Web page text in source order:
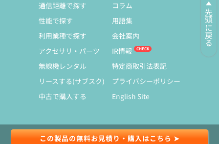
この製品の無料お見積り・購入はこちら ➤
先頭に戻る
通信距離で探す
性能で探す
利用業種で探す
アクセサリ・パーツ
無線機レンタル
リースする(サブスク)
中古で購入する
コラム
用語集
会社案内
IR情報
特定商取引法表記
プライバシーポリシー
English Site
© Copyright 1991-2026 Exseli Co., Ltd.